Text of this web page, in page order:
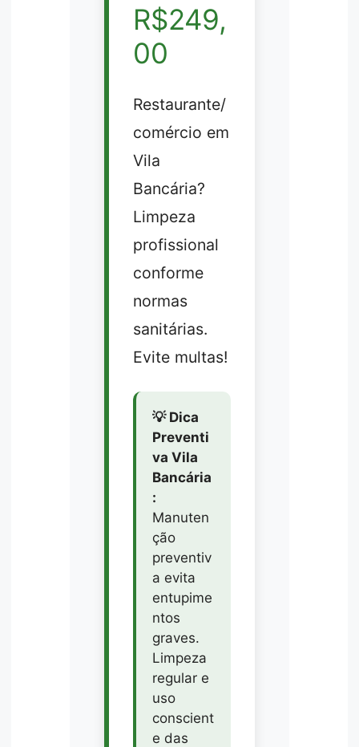
R$249,
00
Restaurante/
comércio em
Vila
Bancária?
Limpeza
profissional
conforme
normas
sanitárias.
Evite multas!
💡 Dica
Preventi
va Vila
Bancária
:
Manuten
ção
preventiv
a evita
entupime
ntos
graves.
Limpeza
regular e
uso
conscient
e das